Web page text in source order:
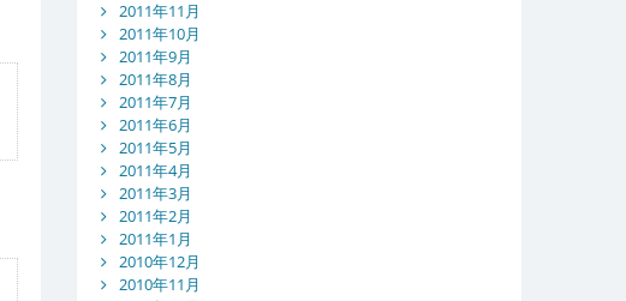
2011年11月
2011年10月
2011年9月
2011年8月
2011年7月
2011年6月
2011年5月
2011年4月
2011年3月
2011年2月
2011年1月
2010年12月
2010年11月